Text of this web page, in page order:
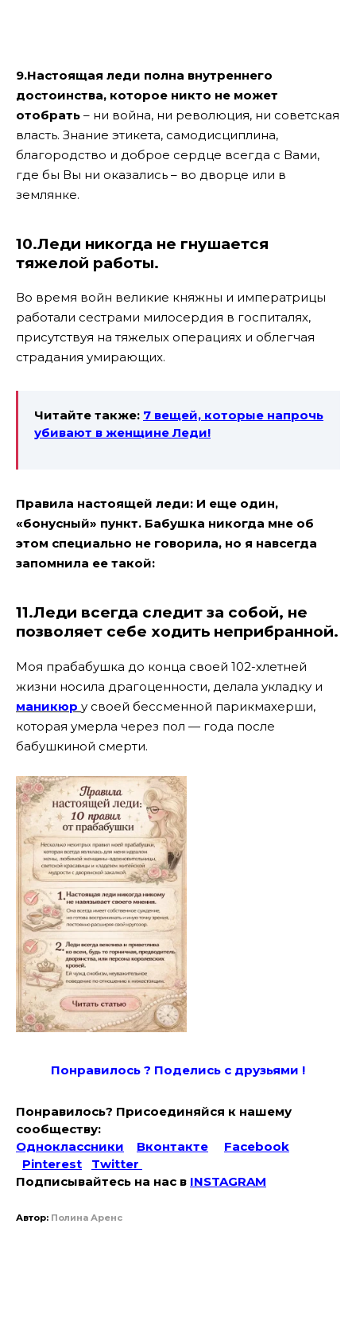
9.Настоящая леди полна внутреннего
достоинства, которое никто не может
отобрать – ни война, ни революция, ни советская
власть. Знание этикета, самодисциплина,
благородство и доброе сердце всегда с Вами,
где бы Вы ни оказались – во дворце или в
землянке.
10.Леди никогда не гнушается
тяжелой работы.
Во время войн великие княжны и императрицы
работали сестрами милосердия в госпиталях,
присутствуя на тяжелых операциях и облегчая
страдания умирающих.
Читайте также: 7 вещей, которые напрочь
убивают в женщине Леди!
Правила настоящей леди: И еще один,
«бонусный» пункт. Бабушка никогда мне об
этом специально не говорила, но я навсегда
запомнила ее такой:
11.Леди всегда следит за собой, не
позволяет себе ходить неприбранной.
Моя прабабушка до конца своей 102-хлетней
жизни носила драгоценности, делала укладку и
маникюр у своей бессменной парикмахерши,
которая умерла через пол — года после
бабушкиной смерти.
Понравилось ? Поделись с друзьями !
Понравилось? Присоединяйся к нашему
сообществу:
Одноклассники
Вконтакте
Facebook
Pinterest
Twitter
Подписывайтесь на наc в INSTAGRAM
Автор: Полина Аренс